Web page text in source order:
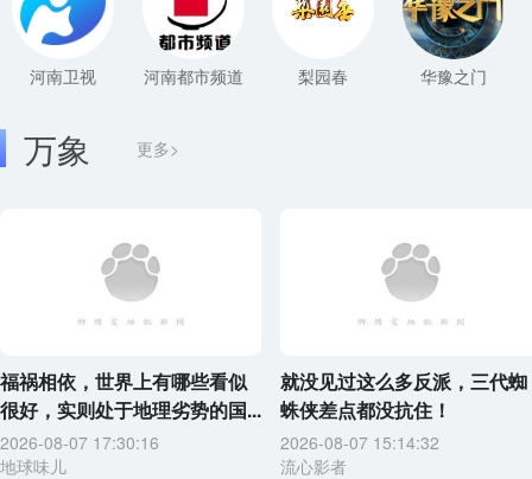
河南卫视 河南都市频道 梨园春 华豫之门
更多>
万象
福祸相依，世界上有哪些看似
很好，实则处于地理劣势的国...
2026-08-07 17:30:16
地球味儿
就没见过这么多反派，三代蜘
蛛侠差点都没抗住！
2026-08-07 15:14:32
流心影者